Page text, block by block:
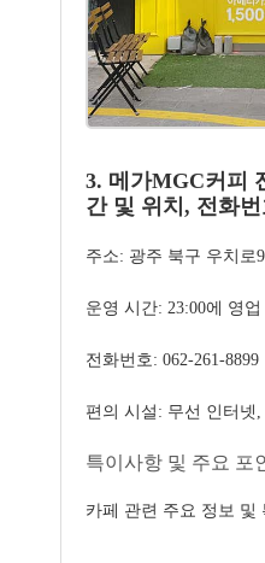
3. 메가MGC커피
간 및 위치, 전화
주소: 광주 북구 우치로
운영 시간: 23:00에 영업
전화번호: 062-261-8899
편의 시설: 무선 인터넷,
특이사항 및 주요 포
카페 관련 주요 정보 및